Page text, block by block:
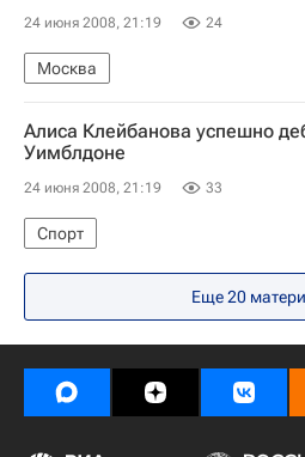
24 июня 2008, 21:19 24
Москва
Алиса Клейбанова успешно
Уимблдоне
24 июня 2008, 21:19 33
Спорт
Уимблдонский теннисный турнир
Еще 20